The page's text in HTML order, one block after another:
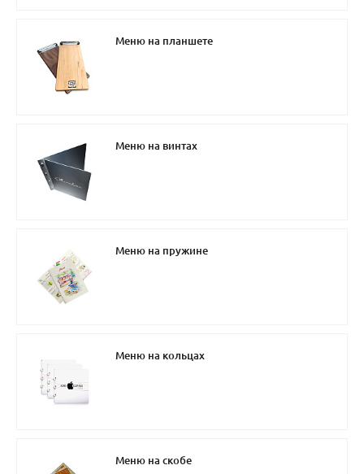
Меню на планшете
Меню на винтах
Меню на пружине
Меню на кольцах
Меню на скобе